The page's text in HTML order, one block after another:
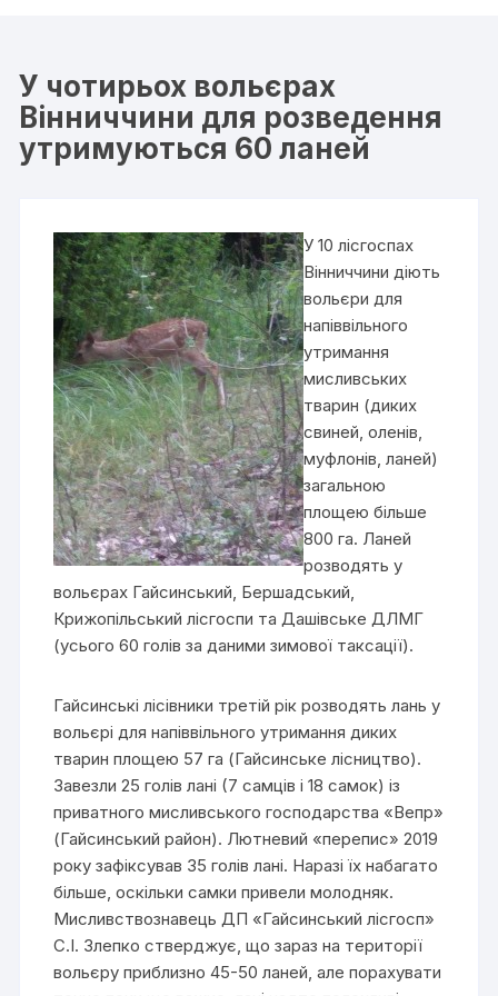
У чотирьох вольєрах
Вінниччини для розведення
утримуються 60 ланей
У 10 лісгоспах
Вінниччини діють
вольєри для
напіввільного
утримання
мисливських
тварин (диких
свиней, оленів,
муфлонів, ланей)
загальною
площею більше
800 га. Ланей
розводять у
вольєрах Гайсинський, Бершадський,
Крижопільський лісгоспи та Дашівське ДЛМГ
(усього 60 голів за даними зимової таксації).
Гайсинські лісівники третій рік розводять лань у
вольєрі для напіввільного утримання диких
тварин площею 57 га (Гайсинське лісництво).
Завезли 25 голів лані (7 самців і 18 самок) із
приватного мисливського господарства «Вепр»
(Гайсинський район). Лютневий «перепис» 2019
року зафіксував 35 голів лані. Наразі їх набагато
більше, оскільки самки привели молодняк.
Мисливствознавець ДП «Гайсинський лісгосп»
С.І. Злепко стверджує, що зараз на території
вольєру приблизно 45-50 ланей, але порахувати